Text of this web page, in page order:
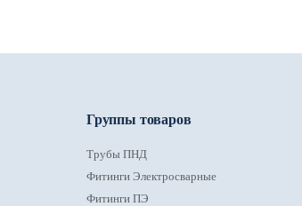
Группы товаров
Трубы ПНД
Фитинги Электросварные
Фитинги ПЭ